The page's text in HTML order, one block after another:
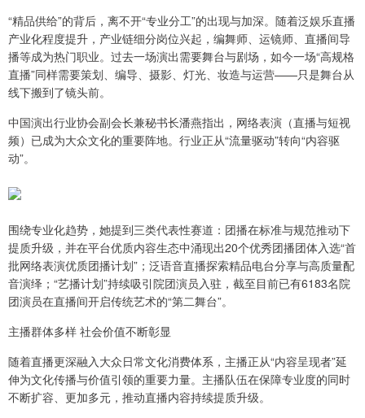
“精品供给”的背后，离不开“专业分工”的出现与加深。随着泛娱乐直播
产业化程度提升，产业链细分岗位兴起，编舞师、运镜师、直播间导
播等成为热门职业。过去一场演出需要舞台与剧场，如今一场“高规格
直播”同样需要策划、编导、摄影、灯光、妆造与运营——只是舞台从
线下搬到了镜头前。
中国演出行业协会副会长兼秘书长潘燕指出，网络表演（直播与短视
频）已成为大众文化的重要阵地。行业正从“流量驱动”转向“内容驱
动”。
围绕专业化趋势，她提到三类代表性赛道：团播在标准与规范推动下
提质升级，并在平台优质内容生态中涌现出20个优秀团播团体入选“首
批网络表演优质团播计划”；泛语音直播探索精品电台分享与高质量配
音演绎；“艺播计划”持续吸引院团演员入驻，截至目前已有6183名院
团演员在直播间开启传统艺术的“第二舞台”。
主播群体多样 社会价值不断彰显
随着直播更深融入大众日常文化消费体系，主播正从“内容呈现者”延
伸为文化传播与价值引领的重要力量。主播队伍在保障专业度的同时
不断扩容、更加多元，推动直播内容持续提质升级。